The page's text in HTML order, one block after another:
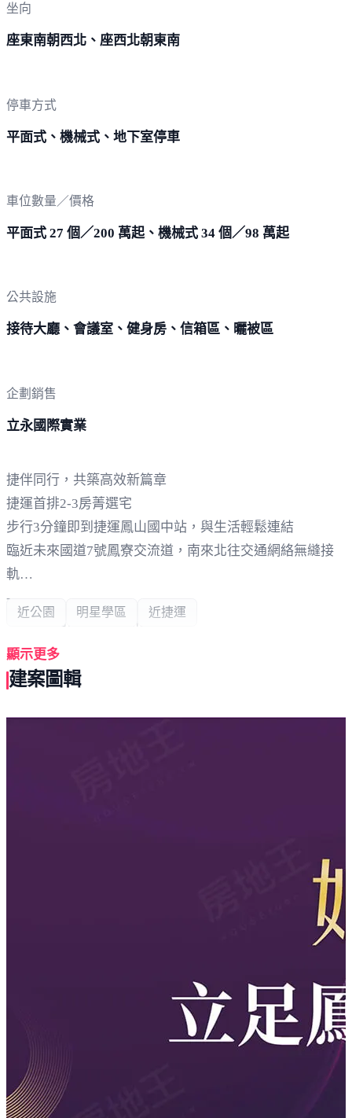
坐向
座東南朝西北、座西北朝東南
停車方式
平面式、機械式、地下室停車
車位數量／價格
平面式 27 個／200 萬起、機械式 34 個／98 萬起
公共設施
接待大廳、會議室、健身房、信箱區、曬被區
企劃銷售
立永國際實業
捷伴同行，共築高效新篇章
捷運首排2-3房菁選宅
步行3分鐘即到捷運鳳山國中站，與生活輕鬆連結
臨近未來國道7號鳳寮交流道，南來北往交通網絡無縫接
軌
-
千億建設計劃．鳳山新生
近鄰 大東文創之星，人文森活文創商圈
空中鳳城，引領鳳山煥新榮景
辦公、藝文、商旅共構，衛武營聯開案
銜接 三井Lalaport，締造鳳山全新未來
樓層規劃為1棟地上15層、地下3層建築，共有70戶住家
近公園 明星學區 近捷運
顯示更多
建案圖輯